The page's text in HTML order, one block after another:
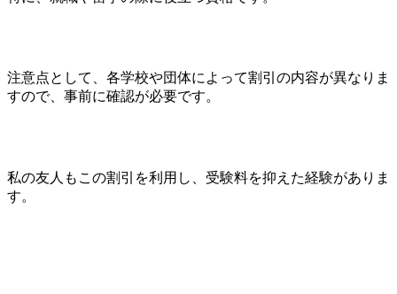
注意点として、各学校や団体によって割引の内容が異なりま
すので、事前に確認が必要です。
私の友人もこの割引を利用し、受験料を抑えた経験がありま
す。